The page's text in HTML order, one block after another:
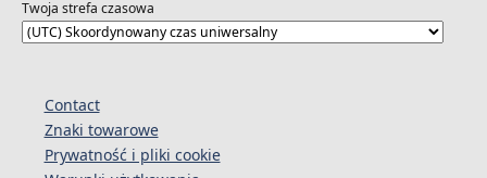
Twoja strefa czasowa
Contact
Znaki towarowe
Prywatność i pliki cookie